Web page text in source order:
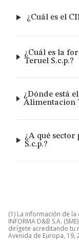
¿Cuál es el
¿Cuál es la
Teruel S.c.p.?
¿Dónde está
Alimentacion
¿A qué
S.c.p.?
(1) La información de
INFORMA D&B S.A.
dirígete acreditando tu
Avenida de Europa, 19,